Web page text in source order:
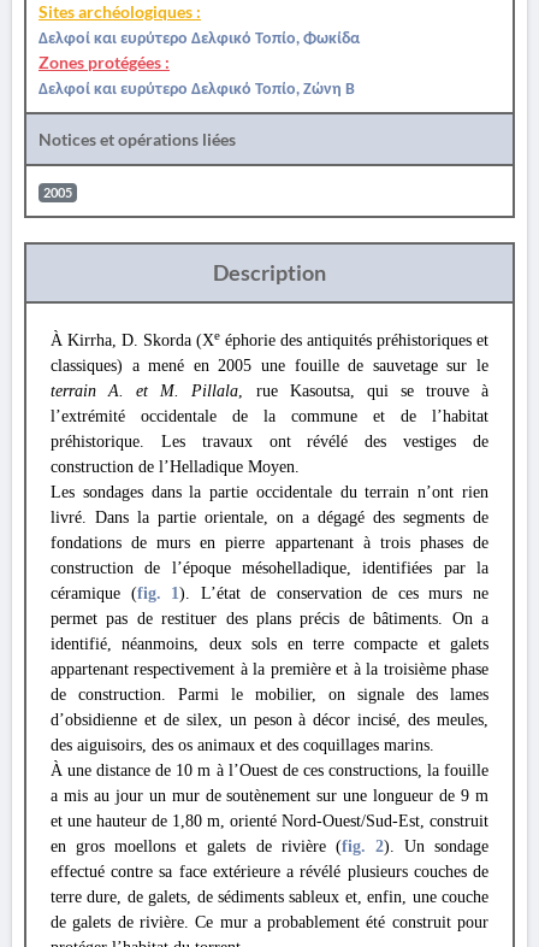
Sites archéologiques :
Δελφοί και ευρύτερο Δελφικό Τοπίο, Φωκίδα
Zones protégées :
Δελφοί και ευρύτερο Δελφικό Τοπίο, Ζώνη Β
Notices et opérations liées
2005
Description
À Kirrha, D. Skorda (Xe éphorie des antiquités préhistoriques et
classiques) a mené en 2005 une fouille de sauvetage sur le
terrain A. et M. Pillala, rue Kasoutsa, qui se trouve à
l’extrémité occidentale de la commune et de l’habitat
préhistorique. Les travaux ont révélé des vestiges de
construction de l’Helladique Moyen.
Les sondages dans la partie occidentale du terrain n’ont rien
livré. Dans la partie orientale, on a dégagé des segments de
fondations de murs en pierre appartenant à trois phases de
construction de l’époque mésohelladique, identifiées par la
céramique (fig. 1). L’état de conservation de ces murs ne
permet pas de restituer des plans précis de bâtiments. On a
identifié, néanmoins, deux sols en terre compacte et galets
appartenant respectivement à la première et à la troisième phase
de construction. Parmi le mobilier, on signale des lames
d’obsidienne et de silex, un peson à décor incisé, des meules,
des aiguisoirs, des os animaux et des coquillages marins.
À une distance de 10 m à l’Ouest de ces constructions, la fouille
a mis au jour un mur de soutènement sur une longueur de 9 m
et une hauteur de 1,80 m, orienté Nord-Ouest/Sud-Est, construit
en gros moellons et galets de rivière (fig. 2). Un sondage
effectué contre sa face extérieure a révélé plusieurs couches de
terre dure, de galets, de sédiments sableux et, enfin, une couche
de galets de rivière. Ce mur a probablement été construit pour